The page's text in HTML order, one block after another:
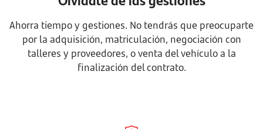
Ahorra tiempo y gestiones. No tendrás que preocuparte
por la adquisición, matriculación, negociación con
talleres y proveedores, o venta del vehículo a la
finalización del contrato.